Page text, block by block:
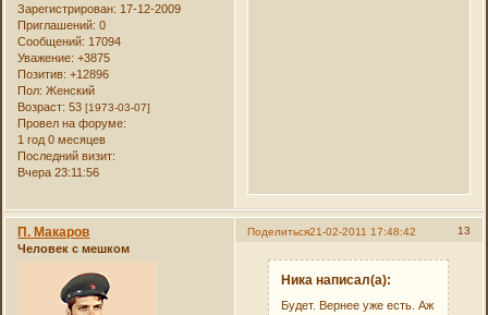
Зарегистрирован: 17-12-2009
Приглашений: 0
Сообщений: 17094
Уважение: +3875
Позитив: +12896
Пол: Женский
Возраст: 53[1973-03-07]
Провел на форуме:
1 год 0 месяцев
Последний визит:
Вчера 23:11:56
Поделиться 13
21-02-2011 17:48:42
П. Макаров
Человек с мешком
Ника написал(а):
Будет. Вернее уже есть. Аж